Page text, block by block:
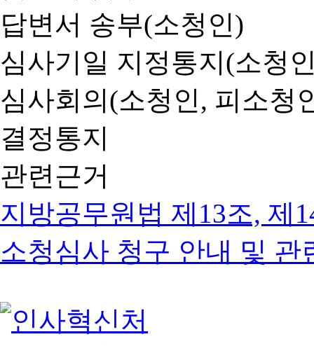
답변서 송부(소청인)
심사기일 지정통지(소청
심사회의(소청인, 피소청
결정통지
관련근거
지방공무원법 제13조, 제
소청심사 청구 안내 및 관